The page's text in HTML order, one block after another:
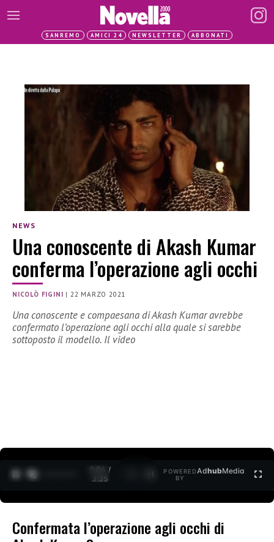
SANREMO AMICI 24 NEWSLETTER ABBONATI
NEWS
Una conoscente di Akash Kumar
conferma l’operazione agli occhi
NICOLÒ FIGINI | 22 MARZO 2021
Una conoscente e compaesana di Akash Kumar avrebbe
confermato l’operazione agli occhi alla quale si sarebbe
sottoposto il modello. Il video
0:04 /
3:35
POWERED
BY
AdhubMedia
Confermata l’operazione agli occhi di